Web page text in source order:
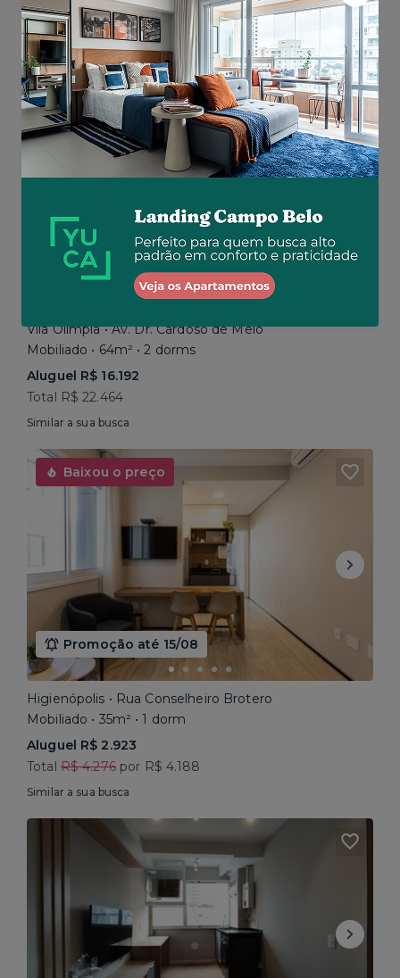
Aluguel R$ 5.200
Total R$ 5.200
Similar a sua busca
Vila Olímpia • Av. Dr. Cardoso de Melo
Mobiliado • 64m² • 2 dorms
Aluguel R$ 16.192
Total R$ 22.464
Similar a sua busca
Baixou o preço
Promoção até 15/08
Higienópolis • Rua Conselheiro Brotero
Mobiliado • 35m² • 1 dorm
Aluguel R$ 2.923
Total R$ 4.276por R$ 4.188
Similar a sua busca